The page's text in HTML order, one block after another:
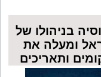
בניהולו של
ומעלה את
ותאריכים